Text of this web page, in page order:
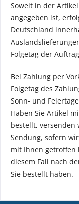
Soweit in der
angegeben ist,
Deutschland
Folgetag der
Bei Zahlung per
Folgetag des
Sonn- und
Haben Sie Artikel
bestellt, versenden
Sendung, sofern
mit Ihnen getroffen
diesem Fall nach
Sie bestellt haben.